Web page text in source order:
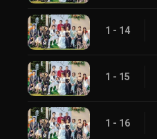
1 - 14
1 - 15
1 - 16